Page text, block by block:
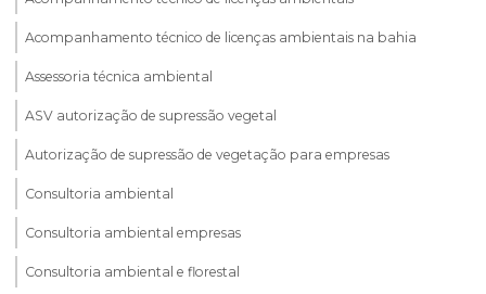
Acompanhamento técnico de licenças ambientais na bahia
Assessoria técnica ambiental
ASV autorização de supressão vegetal
Autorização de supressão de vegetação para empresas
Consultoria ambiental
Consultoria ambiental empresas
Consultoria ambiental e florestal